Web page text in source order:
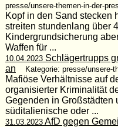
presse/unsere-themen-in-der-
Kopf in den Sand stecken
streiten stundenlang über
Kindergrundsicherung
Waffen für ...
10.04.2023Schlägertrupps
an
Kategorie: presse/unsere-
Mafiöse Verhältnisse auf
organisierter Kriminalität
Gegenden in Großstädten
süditalienische oder ...
31.03.2023AfD gegen